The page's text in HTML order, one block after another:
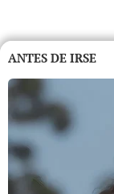
ANTES DE IRSE